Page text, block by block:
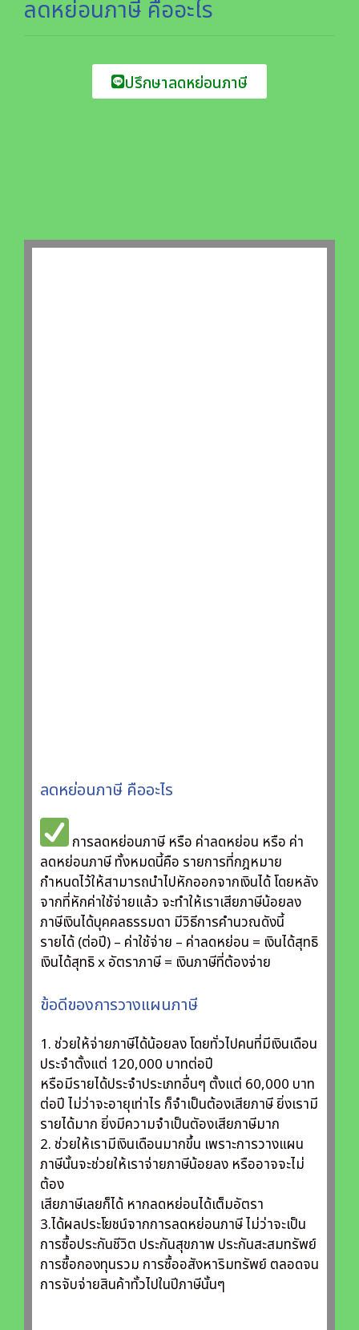
ลดหย่อนภาษี คืออะไร
ปรึกษาลดหย่อนภาษี
ลดหย่อนภาษี คืออะไร
การลดหย่อนภาษี หรือ ค่าลดหย่อน หรือ ค่า
ลดหย่อนภาษี ทั้งหมดนี้คือ รายการที่กฎหมาย
กำหนดไว้ให้สามารถนำไปหักออกจากเงินได้ โดยหลัง
จากที่หักค่าใช้จ่ายแล้ว จะทำให้เราเสียภาษีน้อยลง
ภาษีเงินได้บุคคลธรรมดา มีวิธีการคำนวณดังนี้
รายได้ (ต่อปี) – ค่าใช้จ่าย – ค่าลดหย่อน = เงินได้สุทธิ
เงินได้สุทธิ x อัตราภาษี = เงินภาษีที่ต้องจ่าย
ข้อดีของการวางแผนภาษี
1. ช่วยให้จ่ายภาษีได้น้อยลง โดยทั่วไปคนที่มีเงินเดือน
ประจำตั้งแต่ 120,000 บาทต่อปี
หรือมีรายได้ประจำประเภทอื่นๆ ตั้งแต่ 60,000 บาท
ต่อปี ไม่ว่าจะอายุเท่าไร ก็จำเป็นต้องเสียภาษี ยิ่งเรามี
รายได้มาก ยิ่งมีความจำเป็นตัองเสียภาษีมาก
2. ช่วยให้เรามีเงินเดือนมากขึ้น เพราะการวางแผน
ภาษีนั้นจะช่วยให้เราจ่ายภาษีน้อยลง หรืออาจจะไม่
ต้อง
เสียภาษีเลยก็ได้ หากลดหย่อนได้เต็มอัตรา
3.ได้ผลประโยชน์จากการลดหย่อนภาษี ไม่ว่าจะเป็น
การซื้อประกันชีวิต ประกันสุขภาพ ประกันสะสมทรัพย์
การซื้อกองทุนรวม การซื้ออสังหาริมทรัพย์ ตลอดจน
การจับจ่ายสินค้าทั้วไปในปีภาษีนั้นๆ